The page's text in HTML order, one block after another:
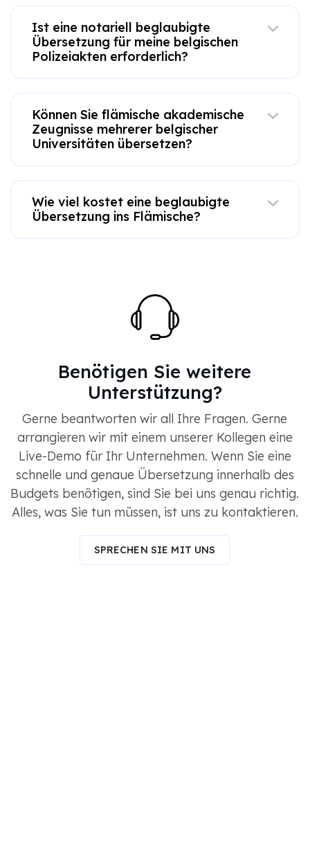
Ist eine notariell beglaubigte
Übersetzung für meine belgischen
Polizeiakten erforderlich?
Können Sie flämische akademische
Zeugnisse mehrerer belgischer
Universitäten übersetzen?
Wie viel kostet eine beglaubigte
Übersetzung ins Flämische?
Benötigen Sie weitere
Unterstützung?
Gerne beantworten wir all Ihre Fragen. Gerne
arrangieren wir mit einem unserer Kollegen eine
Live-Demo für Ihr Unternehmen. Wenn Sie eine
schnelle und genaue Übersetzung innerhalb des
Budgets benötigen, sind Sie bei uns genau richtig.
Alles, was Sie tun müssen, ist uns zu kontaktieren.
SPRECHEN SIE MIT UNS